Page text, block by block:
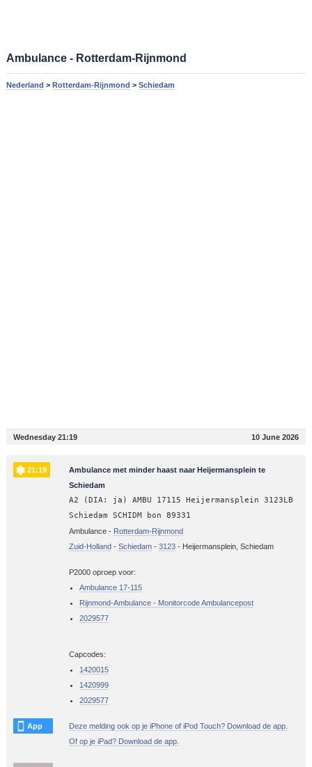
Ambulance - Rotterdam-Rijnmond
Nederland > Rotterdam-Rijnmond > Schiedam
Wednesday 21:19 10 June 2026
21:19
Ambulance met minder haast naar Heijermansplein te
Schiedam
A2 (DIA: ja) AMBU 17115 Heijermansplein 3123LB
Schiedam SCHIDM bon 89331
Ambulance - Rotterdam-Rijnmond
Zuid-Holland- Schiedam- 3123- Heijermansplein, Schiedam
P2000 oproep voor:
Ambulance 17-115
Rijnmond-Ambulance - Monitorcode Ambulancepost
2029577
Capcodes:
1420015
1420999
2029577
App
Deze melding ook op je iPhone of iPod Touch? Download de app.
Of op je iPad? Download de app.